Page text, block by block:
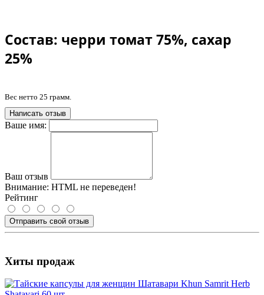
Состав: черри томат 75%, сахар
25%
Вес нетто 25 грамм.
Написать отзыв
Ваше имя:
Ваш отзыв
Внимание: HTML не переведен!
Рейтинг
Отправить свой отзыв
Хиты продаж